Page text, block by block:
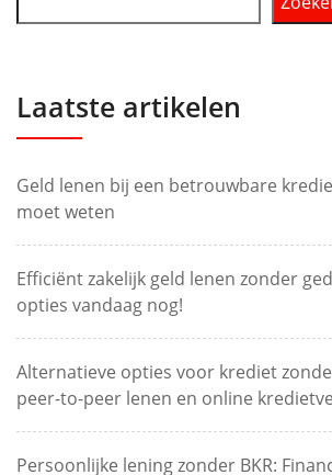
Laatste artikelen
Geld lenen bij een betrouwbare
moet weten
Efficiënt zakelijk geld lenen zonder
opties vandaag nog!
Alternatieve opties voor krediet
peer-to-peer lenen en online
Persoonlijke lening zonder BKR: